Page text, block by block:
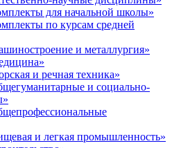
для начальной школы»
по курсам средней
и металлургия»
и речная техника»
и социально-
и легкая промышленность»